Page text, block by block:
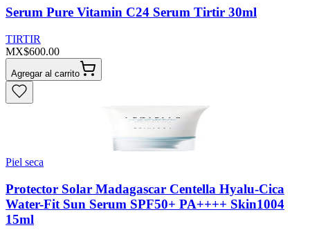
Serum Pure Vitamin C24 Serum Tirtir 30ml
TIRTIR
MX$600.00
Agregar al carrito
Piel seca
Protector Solar Madagascar Centella Hyalu-Cica
Water-Fit Sun Serum SPF50+ PA++++ Skin1004
15ml